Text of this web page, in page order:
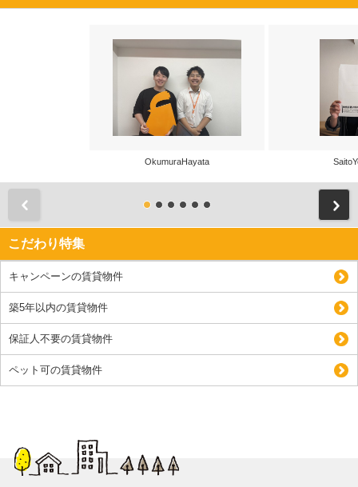
OkumuraHayata
こだわり特集
キャンペーンの賃貸物件
築5年以内の賃貸物件
保証人不要の賃貸物件
ペット可の賃貸物件